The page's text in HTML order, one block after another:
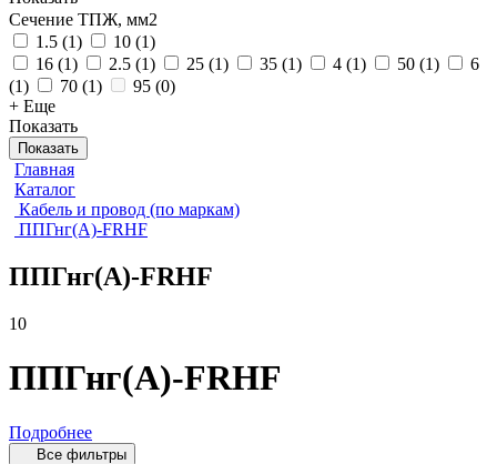
Сечение ТПЖ, мм2
1.5 (1) 10 (1)
16 (1) 2.5 (1) 25 (1) 35 (1) 4 (1) 50 (1)
6
(1) 70 (1) 95 (0)
+ Еще
Показать
Показать
Главная
Каталог
Кабель и провод (по маркам)
ППГнг(А)-FRHF
ППГнг(А)-FRHF
10
ППГнг(А)-FRHF
Подробнее
Все фильтры